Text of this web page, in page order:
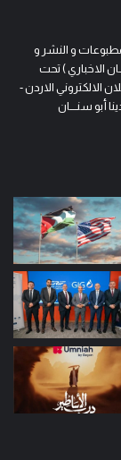
و النشر و
الاخباري ) تحت
الالكتروني الاردن -
أبو سنــــان